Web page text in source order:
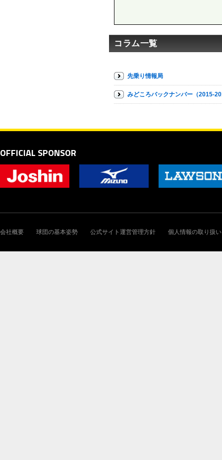
コラム一覧
先乗り情報局
みどころバックナンバー（2015-
OFFICIAL SPONSOR
会社概要 球団の基本姿勢 公式サイト運営管理方針 個人情報の取り扱い